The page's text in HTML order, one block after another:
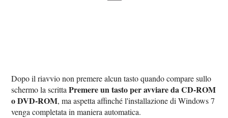
Dopo il riavvio non premere alcun tasto quando compare sullo
schermo la scrittaPremere un tasto per avviare da CD-ROM
o DVD-ROM, ma aspetta affinché l'installazione di Windows 7
venga completata in maniera automatica.